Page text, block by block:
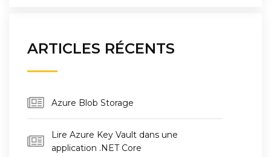
ARTICLES RÉCENTS
Azure Blob Storage
Lire Azure Key Vault dans une
application .NET Core